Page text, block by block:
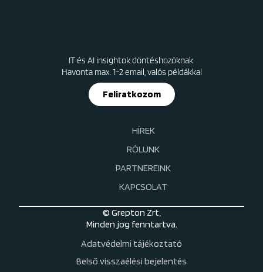
IT és AI insightok döntéshozóknak.
Havonta max. 1-2 email, valós példákkal
Feliratkozom
HÍREK
RÓLUNK
PARTNEREINK
KAPCSOLAT
© Grepton Zrt,
Minden jog fenntartva.
Adatvédelmi tájékoztató
Belső visszaélési bejelentés